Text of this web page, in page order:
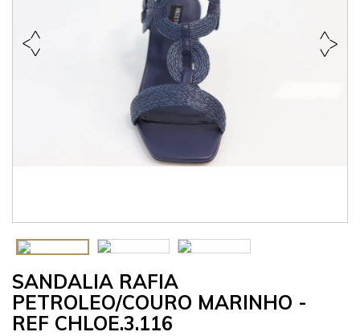
SANDALIA RAFIA
PETROLEO/COURO MARINHO -
REF CHLOE.3.116